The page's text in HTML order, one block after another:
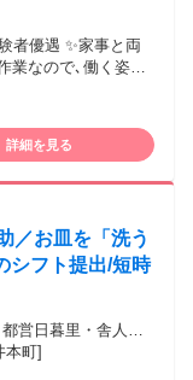
ッフもいました！
円以上のスタート
者優遇 ✨家事と両
業なので､働く姿を
ン、居酒屋、カフ
など様々、未経験
詳細を見る
／お皿を「洗う
シフト提出/短時
営日暮里・舎人ラ
日暮里・舎人ライ
本町]